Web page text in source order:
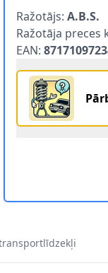
Ražotājs: A.B.S.
Ražotāja preces
EAN: